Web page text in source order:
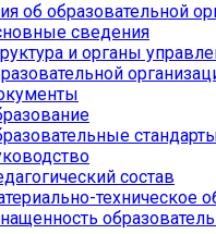
об образовательной
сведения
и органы
состав
техническое